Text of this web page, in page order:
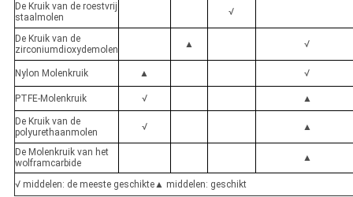
De Kruik van de roestvrij
staalmolen
√
De Kruik van de
zirconiumdioxydemolen
▲ √
Nylon Molenkruik ▲ √
PTFE-Molenkruik √ ▲
De Kruik van de
polyurethaanmolen
√ ▲
De Molenkruik van het
wolframcarbide
▲
√ middelen: de meeste geschikte▲ middelen: geschikt